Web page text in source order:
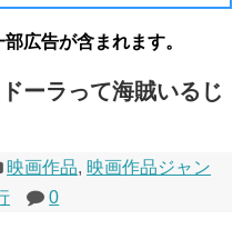
広告が含まれます。
ーラって海賊いるじ
映画作品, 映画作品ジャン
0